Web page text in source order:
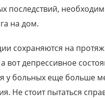
последствий,
на дом.
сохраняются на
вот депрессивное
у больных еще больше
Не стоит пытаться